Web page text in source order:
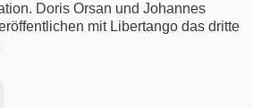
Doris Orsan und Johannes
mit Libertango das dritte